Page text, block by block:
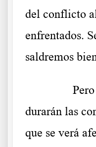
del conflicto
enfrentados.
saldremos
durarán las
que se verá